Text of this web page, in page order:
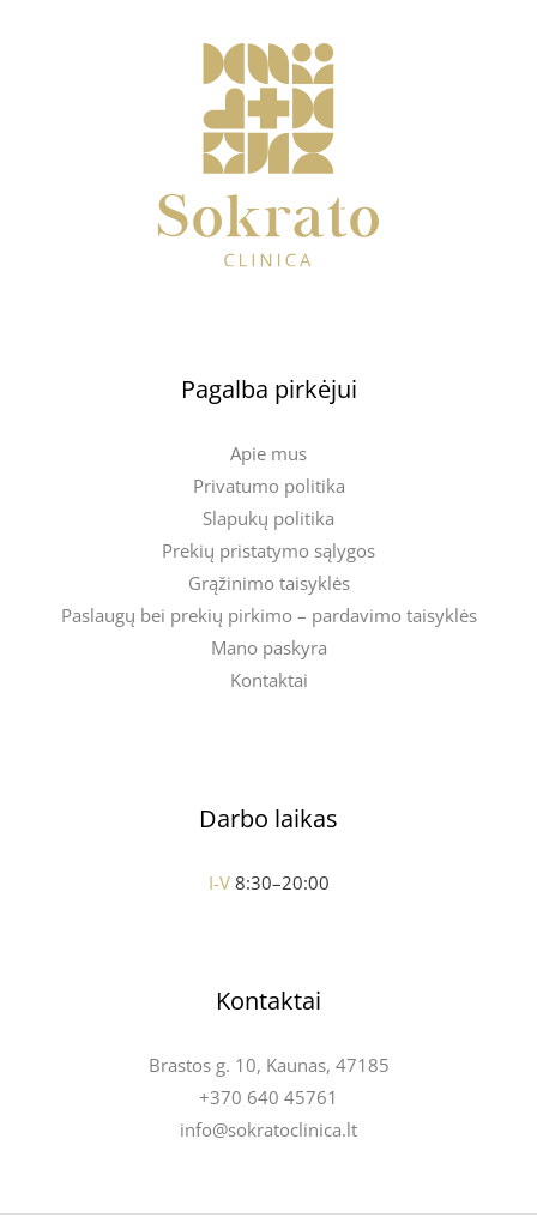
Pagalba pirkėjui
Apie mus
Privatumo politika
Slapukų politika
Prekių pristatymo sąlygos
Grąžinimo taisyklės
Paslaugų bei prekių pirkimo – pardavimo taisyklės
Mano paskyra
Kontaktai
Darbo laikas
I-V 8:30–20:00
Kontaktai
Brastos g. 10, Kaunas, 47185
+370 640 45761
info@sokratoclinica.lt